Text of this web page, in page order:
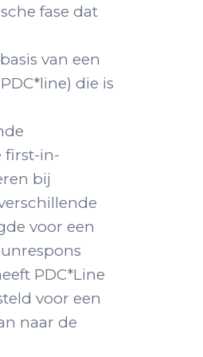
fase dat
van een
die is
first-in-
bij
voor een
PDC*Line
voor een
naar de